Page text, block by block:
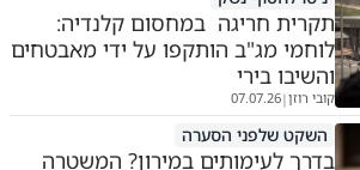
תקרית חריגה במחסום קלנדיה:
לוחמי מג"ב הותקפו על ידי מאבטחים
והשיבו בירי
קובי רוזן|
07.07.26
השקט שלפני הסערה
בדרך לעימותים במירון? המשטרה